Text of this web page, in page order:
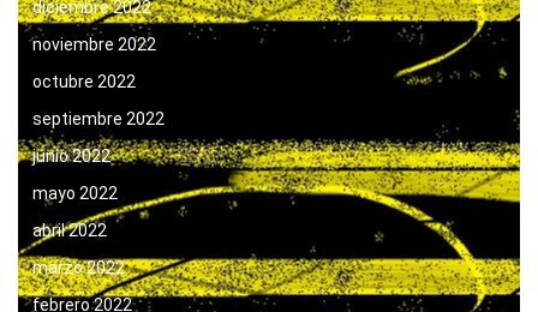
diciembre 2022
noviembre 2022
octubre 2022
septiembre 2022
junio 2022
mayo 2022
abril 2022
marzo 2022
febrero 2022